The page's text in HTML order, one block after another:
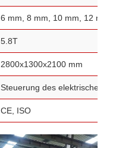
6 mm, 8 mm, 10 mm, 12 mm
5.8T
2800x1300x2100 mm
Steuerung des elektrischen
CE, ISO